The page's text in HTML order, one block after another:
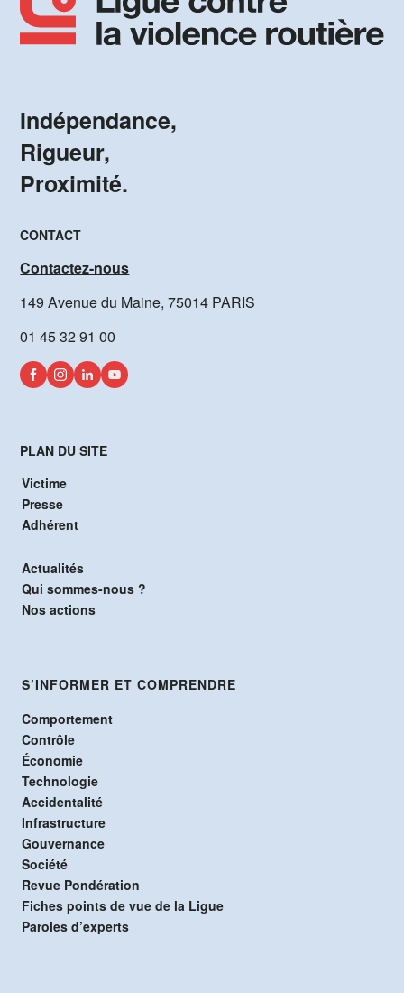
Indépendance,
Rigueur,
Proximité.
CONTACT
Contactez-nous
149 Avenue du Maine, 75014 PARIS
01 45 32 91 00
PLAN DU SITE
Victime
Presse
Adhérent
Actualités
Qui sommes-nous ?
Nos actions
S’INFORMER ET COMPRENDRE
Comportement
Contrôle
Économie
Technologie
Accidentalité
Infrastructure
Gouvernance
Société
Revue Pondération
Fiches points de vue de la Ligue
Paroles d’experts